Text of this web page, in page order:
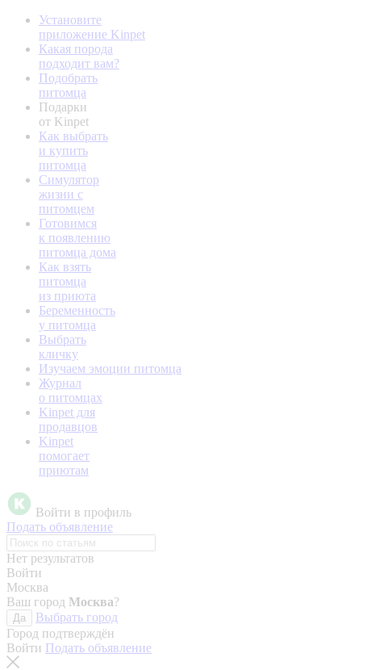
Установите
приложение Kinpet
Какая порода
подходит вам?
Подобрать
питомца
Подарки
от Kinpet
Как выбрать
и купить
питомца
Симулятор
жизни с
питомцем
Готовимся
к появлению
питомца дома
Как взять
питомца
из приюта
Беременность
у питомца
Выбрать
кличку
Изучаем эмоции питомца
Журнал
о питомцах
Kinpet для
продавцов
Kinpet
помогает
приютам
Войти в профиль
Подать объявление
Нет результатов
Войти
Москва
Ваш город Москва?
Да
Выбрать город
Город подтверждён
Войти Подать объявление